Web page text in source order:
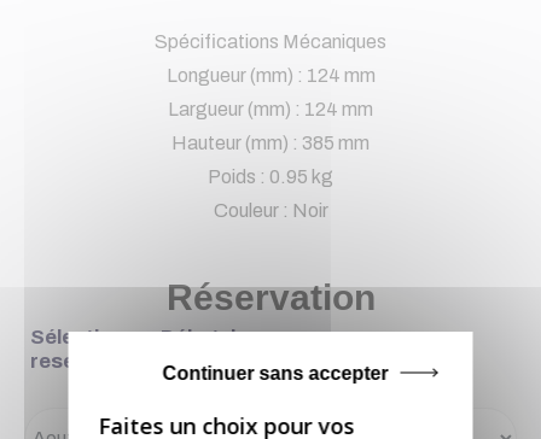
Spécifications Mécaniques
Longueur (mm) : 124 mm
Largueur (mm) : 124 mm
Hauteur (mm) : 385 mm
Poids : 0.95 kg
Couleur : Noir
Réservation
Sélectionner Début de
reservation
Continuer sans accepter